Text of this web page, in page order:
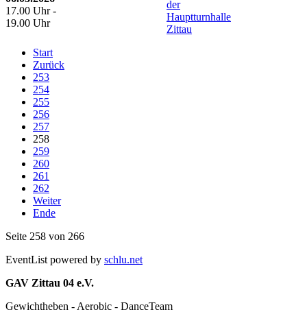
17.00 Uhr -
19.00 Uhr
der
Hauptturnhalle
Zittau
Start
Zurück
253
254
255
256
257
258
259
260
261
262
Weiter
Ende
Seite 258 von 266
EventList powered by schlu.net
GAV Zittau 04 e.V.
Gewichtheben - Aerobic - DanceTeam